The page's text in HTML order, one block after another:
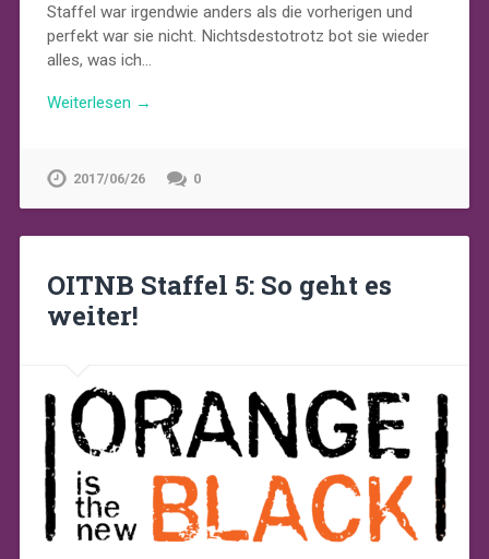
Staffel war irgendwie anders als die vorherigen und
perfekt war sie nicht. Nichtsdestotrotz bot sie wieder
alles, was ich…
Weiterlesen →
2017/06/26 0
OITNB Staffel 5: So geht es
weiter!